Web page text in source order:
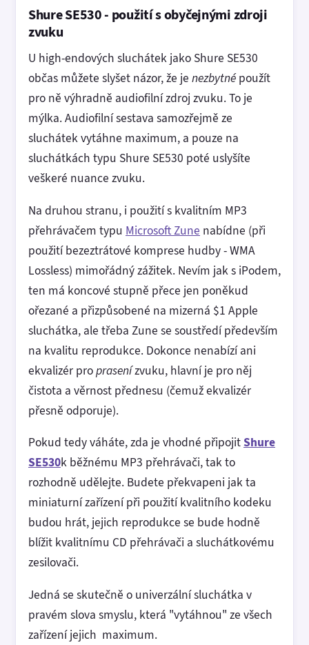
Shure SE530 - použití s obyčejnými zdroji
zvuku
U high-endových sluchátek jako Shure SE530
občas můžete slyšet názor, že je nezbytnépoužít
pro ně výhradně audiofilní zdroj zvuku. To je
mýlka. Audiofilní sestava samozřejmě ze
sluchátek vytáhne maximum, a pouze na
sluchátkách typu Shure SE530 poté uslyšíte
veškeré nuance zvuku.
Na druhou stranu, i použití s kvalitním MP3
přehrávačem typu Microsoft Zune nabídne (při
použití bezeztrátové komprese hudby - WMA
Lossless) mimořádný zážitek. Nevím jak s iPodem,
ten má koncové stupně přece jen poněkud
ořezané a přizpůsobené na mizerná $1 Apple
sluchátka, ale třeba Zune se soustředí především
na kvalitu reprodukce. Dokonce nenabízí ani
ekvalizér proprasenízvuku, hlavní je pro něj
čistota a věrnost přednesu (čemuž ekvalizér
přesně odporuje).
Pokud tedy váháte, zda je vhodné připojitShure
SE530k běžnému MP3 přehrávači, tak to
rozhodně udělejte. Budete překvapeni jak ta
miniaturní zařízení při použití kvalitního kodeku
budou hrát, jejich reprodukce se bude hodně
blížit kvalitnímu CD přehrávači a sluchátkovému
zesilovači.
Jedná se skutečně o univerzální sluchátka v
pravém slova smyslu, která "vytáhnou" ze všech
zařízení jejich maximum.